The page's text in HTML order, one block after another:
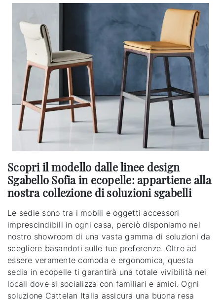
Scopri il modello dalle linee design
Sgabello Sofia in ecopelle: appartiene alla
nostra collezione di soluzioni sgabelli
Le sedie sono tra i mobili e oggetti accessori
imprescindibili in ogni casa, perciò disponiamo nel
nostro showroom di una vasta gamma di soluzioni da
scegliere basandoti sulle tue preferenze. Oltre ad
essere veramente comoda e ergonomica, questa
sedia in ecopelle ti garantirà una totale vivibilità nei
locali dove si socializza con familiari e amici. Ogni
soluzione Cattelan Italia assicura una buona resa